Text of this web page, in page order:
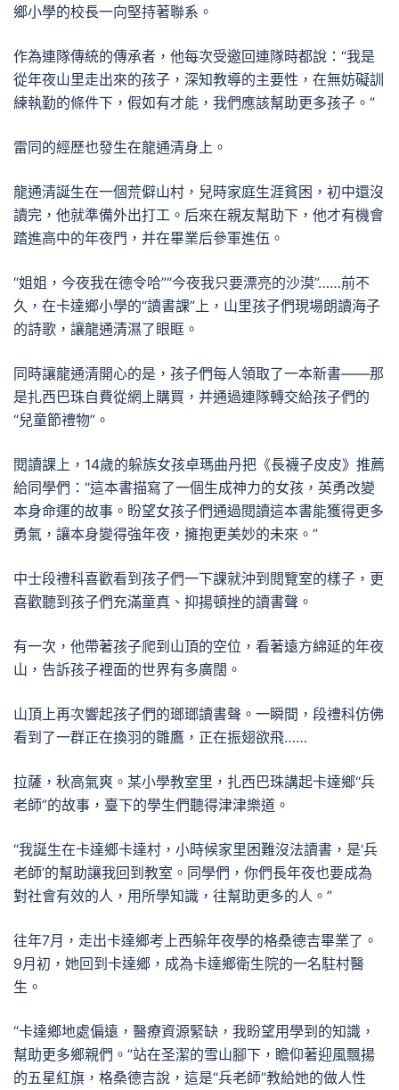
鄉小學的校長一向堅持著聯系。
作為連隊傳統的傳承者，他每次受邀回連隊時都說：“我是
從年夜山里走出來的孩子，深知教導的主要性，在無妨礙訓
練執勤的條件下，假如有才能，我們應該幫助更多孩子。”
雷同的經歷也發生在龍通清身上。
龍通清誕生在一個荒僻山村，兒時家庭生涯貧困，初中還沒
讀完，他就準備外出打工。后來在親友幫助下，他才有機會
踏進高中的年夜門，并在畢業后參軍進伍。
“姐姐，今夜我在德令哈”“今夜我只要漂亮的沙漠”……前不
久，在卡達鄉小學的“讀書課”上，山里孩子們現場朗讀海子
的詩歌，讓龍通清濕了眼眶。
同時讓龍通清開心的是，孩子們每人領取了一本新書——那
是扎西巴珠自費從網上購買，并通過連隊轉交給孩子們的
“兒童節禮物”。
閱讀課上，14歲的躲族女孩卓瑪曲丹把《長襪子皮皮》推薦
給同學們：“這本書描寫了一個生成神力的女孩，英勇改變
本身命運的故事。盼望女孩子們通過閱讀這本書能獲得更多
勇氣，讓本身變得強年夜，擁抱更美妙的未來。”
中士段禮科喜歡看到孩子們一下課就沖到閱覽室的樣子，更
喜歡聽到孩子們充滿童真、抑揚頓挫的讀書聲。
有一次，他帶著孩子爬到山頂的空位，看著遠方綿延的年夜
山，告訴孩子裡面的世界有多廣闊。
山頂上再次響起孩子們的瑯瑯讀書聲。一瞬間，段禮科仿佛
看到了一群正在換羽的雛鷹，正在振翅欲飛……
拉薩，秋高氣爽。某小學教室里，扎西巴珠講起卡達鄉“兵
老師”的故事，臺下的學生們聽得津津樂道。
“我誕生在卡達鄉卡達村，小時候家里困難沒法讀書，是‘兵
老師’的幫助讓我回到教室。同學們，你們長年夜也要成為
對社會有效的人，用所學知識，往幫助更多的人。”
往年7月，走出卡達鄉考上西躲年夜學的格桑德吉畢業了。
9月初，她回到卡達鄉，成為卡達鄉衛生院的一名駐村醫
生。
“卡達鄉地處偏遠，醫療資源緊缺，我盼望用學到的知識，
幫助更多鄉親們。”站在圣潔的雪山腳下，瞻仰著迎風飄揚
的五星紅旗，格桑德吉說，這是“兵老師”教給她的做人性